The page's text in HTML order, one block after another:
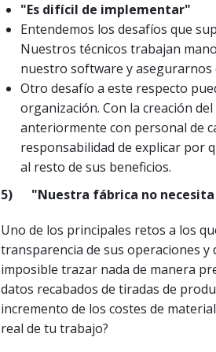
"Es difícil de implementar"
Entendemos los desafíos que
Nuestros técnicos trabajan
nuestro software y asegurarnos
Otro desafío a este respecto
organización. Con la creación
anteriormente con personal de
responsabilidad de explicar por
al resto de sus beneficios.
5) "Nuestra fábrica no
Uno de los principales retos a los
transparencia de sus operaciones y
imposible trazar nada de manera
datos recabados de tiradas de
incremento de los costes de
real de tu trabajo?